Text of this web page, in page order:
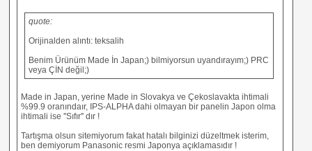
quote:
Orijinalden alıntı: teksalih
Benim Ürünüm Made İn Japan;) bilmiyorsun uyandırayım;) PRC
veya ÇİN değil;)
Made in Japan, yerine Made in Slovakya ve Çekoslavakta ihtimali
%99.9 oranındaır, IPS-ALPHA dahi olmayan bir panelin Japon olma
ihtimali ise ''Sıfır'' dır !
Tartışma olsun sitemiyorum fakat hatalı bilginizi düzeltmek isterim,
ben demiyorum Panasonic resmi Japonya açıklamasıdır !